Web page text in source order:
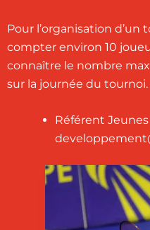
Pour l’organisation d’un
compter environ 10
connaître le nombre
sur la journée du tournoi.
Référent